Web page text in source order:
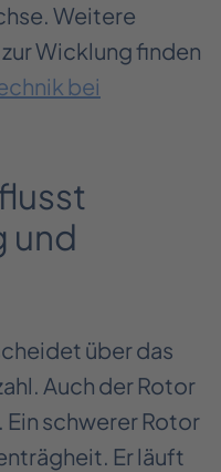
Weitere
Wicklung finden
bei
und
über das
Auch der Rotor
schwerer Rotor
Er läuft